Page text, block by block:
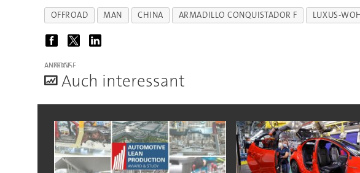
OFFROAD MAN CHINA ARMADILLO CONQUISTADOR F LUXUS-
ANZEIGE
Auch interessant